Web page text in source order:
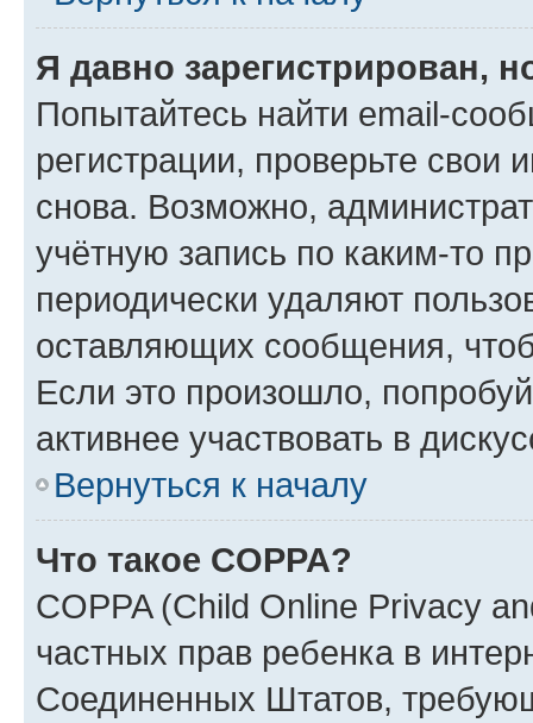
Я давно зарегистрирован,
Попытайтесь найти email-
регистрации, проверьте свои
снова. Возможно,
учётную запись по каким-то
периодически удаляют
оставляющих сообщения,
Если это произошло,
активнее участвовать в
Вернуться к началу
Что такое COPPA?
COPPA (Child Online Privacy
частных прав ребенка в
Соединенных Штатов,